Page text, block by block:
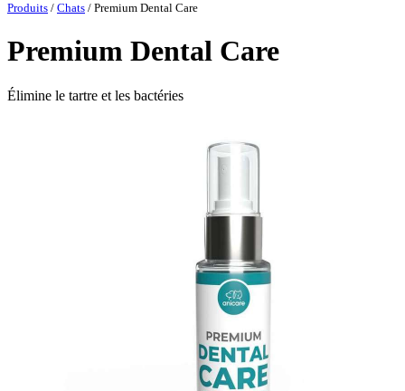
Produits / Chats / Premium Dental Care
Premium Dental Care
Élimine le tartre et les bactéries